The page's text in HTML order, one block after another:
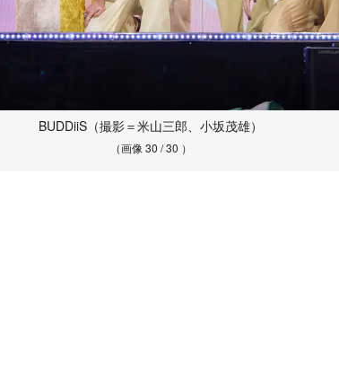
BUDDiiS（撮影＝米山三郎、小坂茂雄）
（画像 30 / 30 ）